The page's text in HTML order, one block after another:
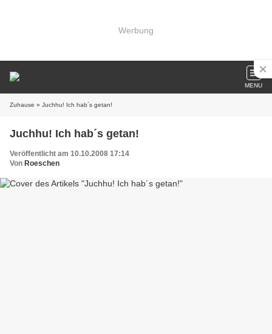
Werbung
MENU
Zuhause » Juchhu! Ich hab´s getan!
Juchhu! Ich hab´s getan!
Veröffentlicht am 10.10.2008 17:14
Von Roeschen